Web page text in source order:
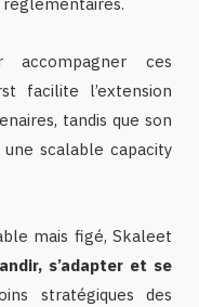
ces
facilite l’extension
tandis que son
scalable capacity
mais figé, Skaleet
s’adapter et se
stratégiques des